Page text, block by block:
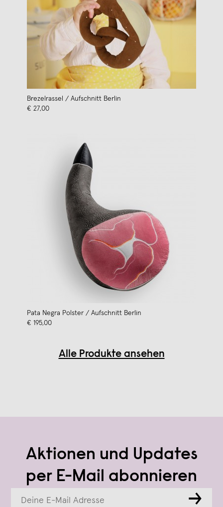
Brezelrassel / Aufschnitt Berlin
€ 27,00
Pata Negra Polster / Aufschnitt Berlin
€ 195,00
Alle Produkte ansehen
Aktionen und Updates
per E-Mail abonnieren
→